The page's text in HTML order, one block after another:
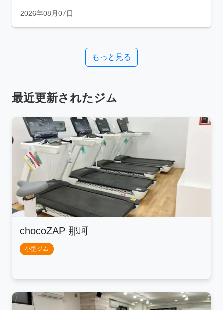
2026年08月07日
もっと見る
最近更新されたジム
chocoZAP 那珂
小型ジム